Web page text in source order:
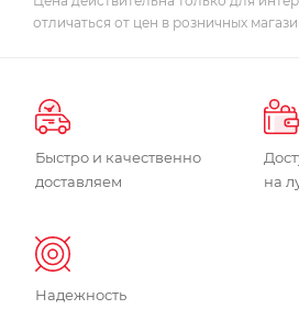
отличаться от цен в розничных
Быстро и качественно
доставляем
на
Надежность